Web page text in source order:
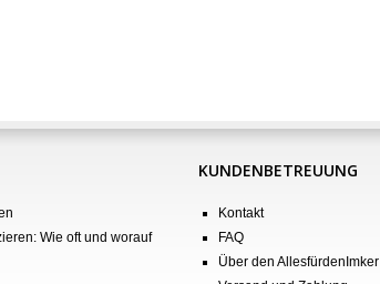
Wie oft und worauf
KUNDENBETREUUNG
Kontakt
FAQ
Über den AllesfürdenImker